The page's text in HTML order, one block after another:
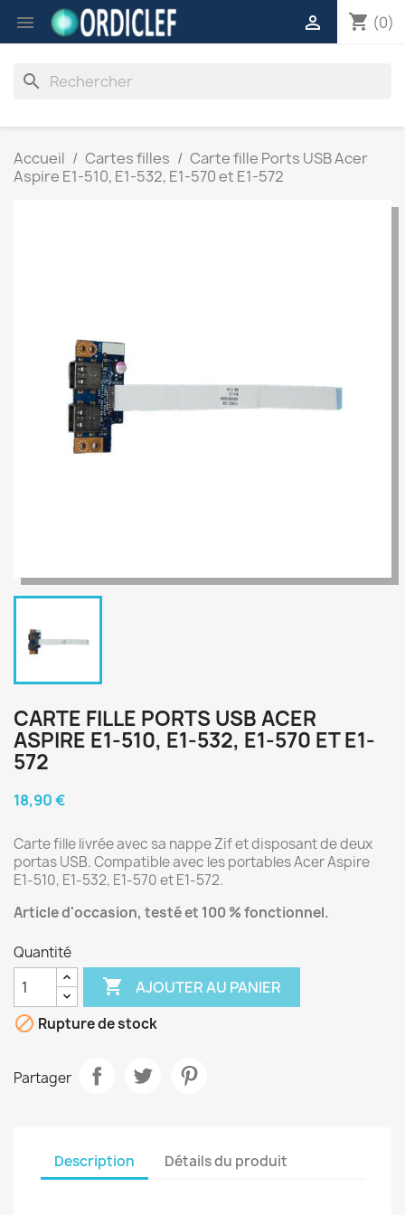
 shopping_cart (0)

search
Accueil Cartes filles
Carte fille Ports USB Acer
Aspire E1-510, E1-532, E1-570 et E1-572
CARTE FILLE PORTS USB ACER
ASPIRE E1-510, E1-532, E1-570 ET E1-
572
18,90 €
Carte fille livrée avec sa nappe Zif et disposant de deux
portas USB. Compatible avec les portables Acer Aspire
E1-510, E1-532, E1-570 et E1-572.
Article d'occasion, testé et 100 % fonctionnel.
Quantité
 AJOUTER AU PANIER
 Rupture de stock
Partager
Description Détails du produit